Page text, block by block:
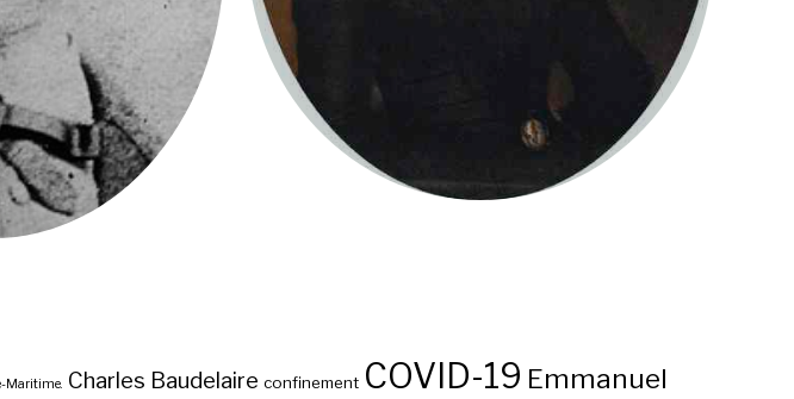
Maritime. Charles Baudelaire confinement COVID-19 Emmanuel